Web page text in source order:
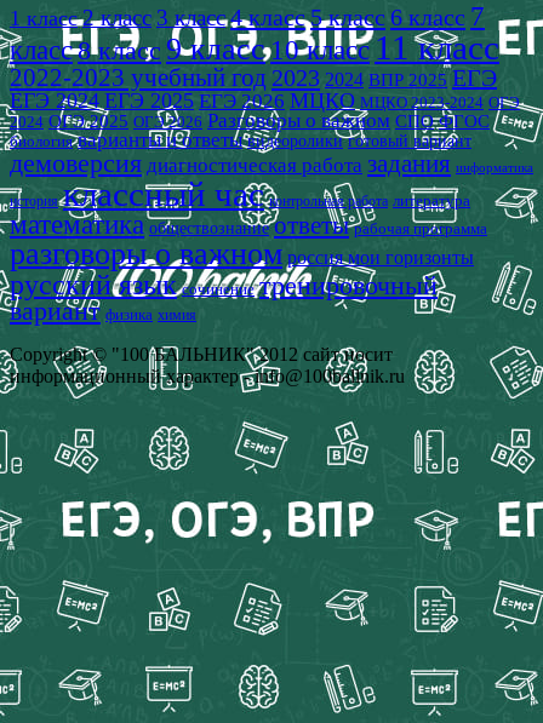
1 класс 2 класс 3 класс4 класс5 класс 6 класс 7
класс8 класс 9 класс10 класс 11 класс
2022-2023 учебный год 2023 2024 ВПР 2025 ЕГЭ
ЕГЭ 2024 ЕГЭ 2025 ЕГЭ 2026 МЦКО МЦКО 2023-2024 ОГЭ
2024 ОГЭ 2025 ОГЭ 2026 Разговоры о важном СПО ФГОС
биология варианты и ответы видеоролики готовый вариант
демоверсия диагностическая работа задания информатика
история классный час контрольная работа литература
математика обществознание ответы рабочая программа
разговоры о важном россия мои горизонты
русский язык сочинение тренировочный
вариант физика химия
Copyright © "100 БАЛЬНИК" 2012 сайт носит
информационный характер - info@100ballnik.ru